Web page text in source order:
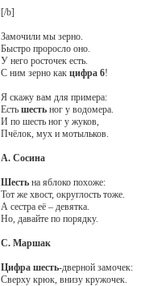
[/b]
Замочили мы зерно.
Быстро проросло оно.
У него росточек есть.
С ним зерно как цифра 6!
Я скажу вам для примера:
Есть шестьног у водомера.
И по шесть ног у жуков,
Пчёлок, мух и мотыльков.
А. Сосина
Шестьна яблоко похоже:
Тот же хвост, округлость тоже.
А сестра её – девятка.
Но, давайте по порядку.
С. Маршак
Цифра шесть-дверной замочек:
Сверху крюк, внизу кружочек.